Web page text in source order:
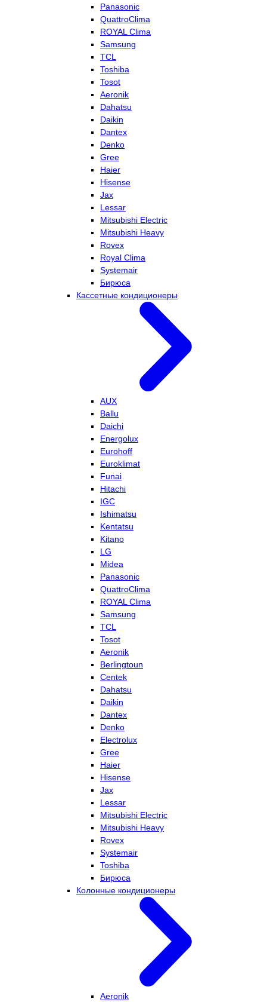
Panasonic
QuattroClima
ROYAL Clima
Samsung
TCL
Toshiba
Tosot
Aeronik
Dahatsu
Daikin
Dantex
Denko
Gree
Haier
Hisense
Jax
Lessar
Mitsubishi Electric
Mitsubishi Heavy
Rovex
Royal Clima
Systemair
Бирюса
Кассетные кондиционеры
AUX
Ballu
Daichi
Energolux
Eurohoff
Euroklimat
Funai
Hitachi
IGC
Ishimatsu
Kentatsu
Kitano
LG
Midea
Panasonic
QuattroClima
ROYAL Clima
Samsung
TCL
Tosot
Aeronik
Berlingtoun
Centek
Dahatsu
Daikin
Dantex
Denko
Electrolux
Gree
Haier
Hisense
Jax
Lessar
Mitsubishi Electric
Mitsubishi Heavy
Rovex
Systemair
Toshiba
Бирюса
Колонные кондиционеры
Aeronik